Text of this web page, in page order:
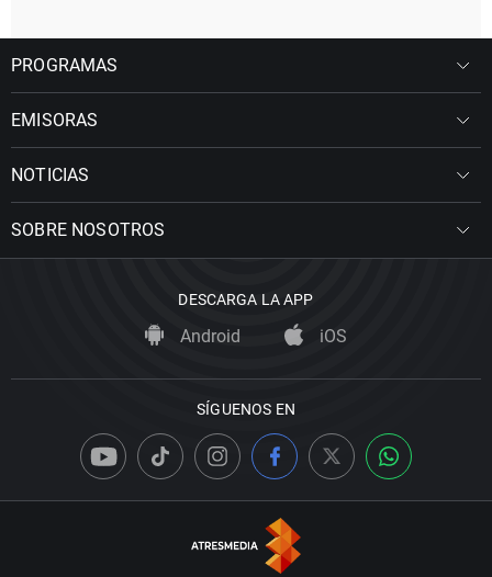
PROGRAMAS
EMISORAS
NOTICIAS
SOBRE NOSOTROS
DESCARGA LA APP
Android iOS
SÍGUENOS EN